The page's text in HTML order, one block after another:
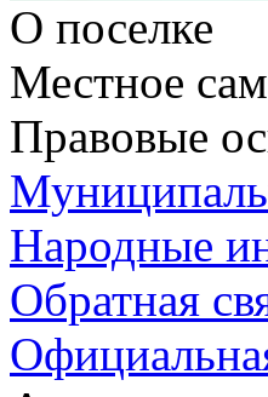
О поселке
Местное
Правовые
Народные
Обратная